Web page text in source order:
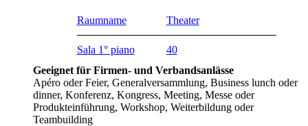
Raumname Theater
Sala 1° piano
40
Geeignet für Firmen- und Verbandsanlässe
Apéro oder Feier, Generalversammlung, Business lunch oder
dinner, Konferenz, Kongress, Meeting, Messe oder
Produkteinführung, Workshop, Weiterbildung oder
Teambuilding